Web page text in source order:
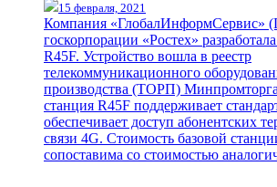
15 февраля, 2021
Компания «ГлобалИнформСервис»
госкорпорации «Ростех»
R45F. Устройство вошла в реестр
телекоммуникационного
производства (ТОРП)
станция R45F поддерживает
обеспечивает доступ абонентских
связи 4G. Стоимость базовой
сопоставима со стоимостью